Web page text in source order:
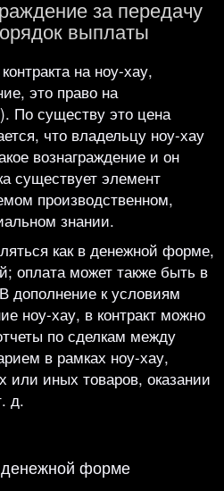
за передачу
выплаты
на ноу-хау,
это право на
По существу это цена
что владельцу ноу-хау
вознаграждение и он
существует элемент
производственном,
знании.
как в денежной форме,
оплата может также быть в
дополнение к условиям
ноу-хау, в контракт можно
по сделкам между
в рамках ноу-хау,
или иных товаров, оказании
д.
форме